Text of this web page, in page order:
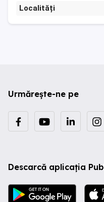
Localități
Urmărește-ne pe
Descarcă aplicația